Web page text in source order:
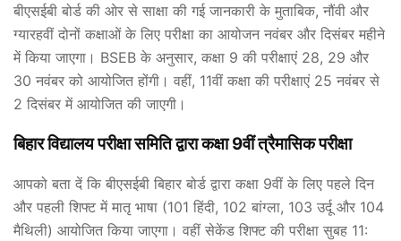
बीएसईबी बोर्ड की ओर से साक्षा की गई जानकारी के मुताबिक, नौंवी और
ग्यारहवीं दोनों कक्षाओं के लिए परीक्षा का आयोजन नवंबर और दिसंबर महीने
में किया जाएगा। BSEB के अनुसार, कक्षा 9 की परीक्षाएं 28, 29 और
30 नवंबर को आयोजित होंगी। वहीं, 11वीं कक्षा की परीक्षाएं 25 नवंबर से
2 दिसंबर में आयोजित की जाएगी।
बिहार विद्यालय परीक्षा समिति द्वारा कक्षा 9वीं त्रैमासिक परीक्षा
आपको बता दें कि बीएसईबी बिहार बोर्ड द्वारा कक्षा 9वीं के लिए पहले दिन
और पहली शिफ्ट में मातृ भाषा (101 हिंदी, 102 बांग्ला, 103 उर्दू और 104
मैथिली) आयोजित किया जाएगा। वहीं सेकेंड शिफ्ट की परीक्षा सुबह 11: